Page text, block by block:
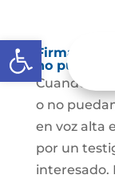
Abrir barra de
Firma a
no puede
Cuando se
o no
en voz alta
por un
interesado.